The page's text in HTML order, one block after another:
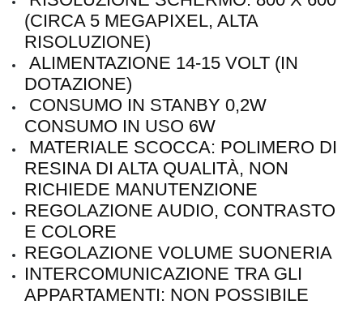
(CIRCA 5 MEGAPIXEL, ALTA
RISOLUZIONE)
ALIMENTAZIONE 14-15 VOLT (IN
DOTAZIONE)
CONSUMO IN STANBY 0,2W
CONSUMO IN USO 6W
MATERIALE SCOCCA: POLIMERO DI
RESINA DI ALTA QUALITÀ, NON
RICHIEDE MANUTENZIONE
REGOLAZIONE AUDIO, CONTRASTO
E COLORE
REGOLAZIONE VOLUME SUONERIA
INTERCOMUNICAZIONE TRA GLI
APPARTAMENTI: NON POSSIBILE